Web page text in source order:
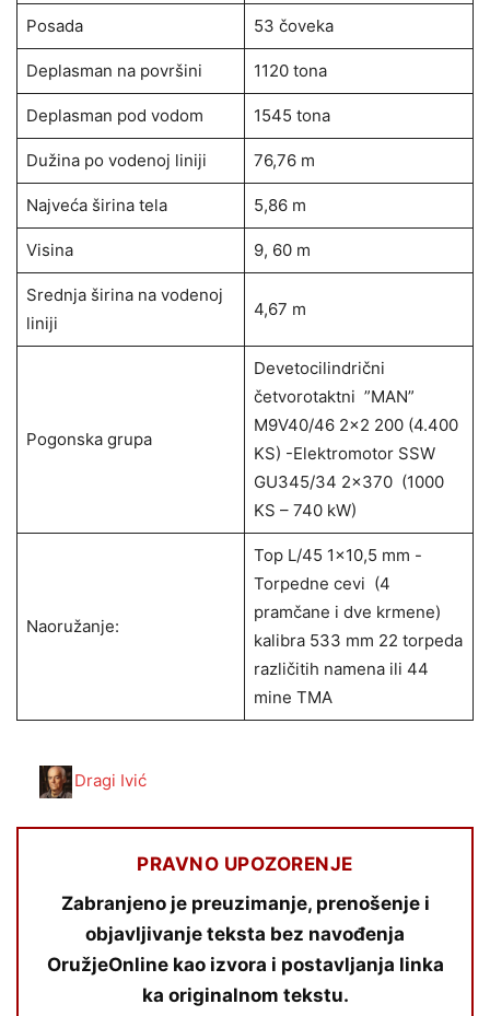
Posada 53 čoveka
Deplasman na površini 1120 tona
Deplasman pod vodom 1545 tona
Dužina po vodenoj liniji 76,76 m
Najveća širina tela 5,86 m
Visina 9, 60 m
Srednja širina na vodenoj
liniji
4,67 m
Pogonska grupa
Devetocilindrični
četvorotaktni ”MAN”
M9V40/46 2×2 200 (4.400
KS) -Elektromotor SSW
GU345/34 2×370 (1000
KS – 740 kW)
Naoružanje:
Top L/45 1×10,5 mm -
Torpedne cevi (4
pramčane i dve krmene)
kalibra 533 mm 22 torpeda
različitih namena ili 44
mine TMA
Dragi Ivić
PRAVNO UPOZORENJE
Zabranjeno je preuzimanje, prenošenje i
objavljivanje teksta bez navođenja
OružjeOnline kao izvora i postavljanja linka
ka originalnom tekstu.